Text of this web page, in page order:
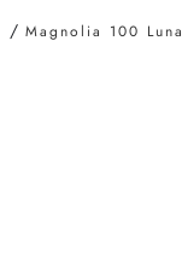
Magnolia 100 Luna